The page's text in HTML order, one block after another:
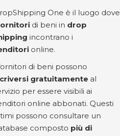
One è il luogo dove
di beni in drop
incontrano i
online.
di beni possono
gratuitamente al
per essere visibili ai
online abbonati. Questi
possono consultare un
composto più di